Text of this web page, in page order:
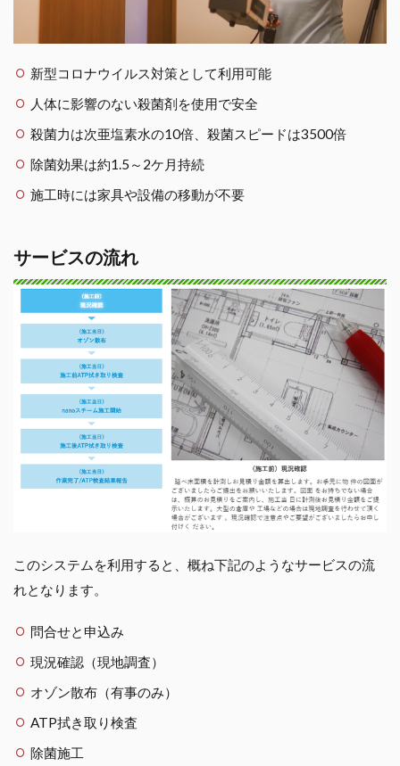
新型コロナウイルス対策として利用可能
人体に影響のない殺菌剤を使用で安全
殺菌力は次亜塩素水の10倍、殺菌スピードは3500倍
除菌効果は約1.5～2ケ月持続
施工時には家具や設備の移動が不要
サービスの流れ
このシステムを利用すると、概ね下記のようなサービスの流
れとなります。
問合せと申込み
現況確認（現地調査）
オゾン散布（有事のみ）
ATP拭き取り検査
除菌施工